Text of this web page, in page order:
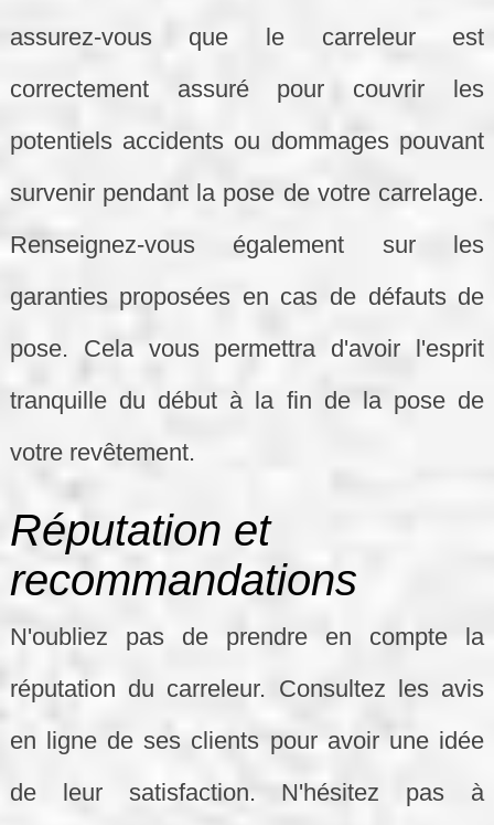
assurez-vous que le carreleur est
correctement assuré pour couvrir les
potentiels accidents ou dommages pouvant
survenir pendant la pose de votre carrelage.
Renseignez-vous également sur les
garanties proposées en cas de défauts de
pose. Cela vous permettra d'avoir l'esprit
tranquille du début à la fin de la pose de
votre revêtement.
Réputation et
recommandations
N'oubliez pas de prendre en compte la
réputation du carreleur. Consultez les avis
en ligne de ses clients pour avoir une idée
de leur satisfaction. N'hésitez pas à